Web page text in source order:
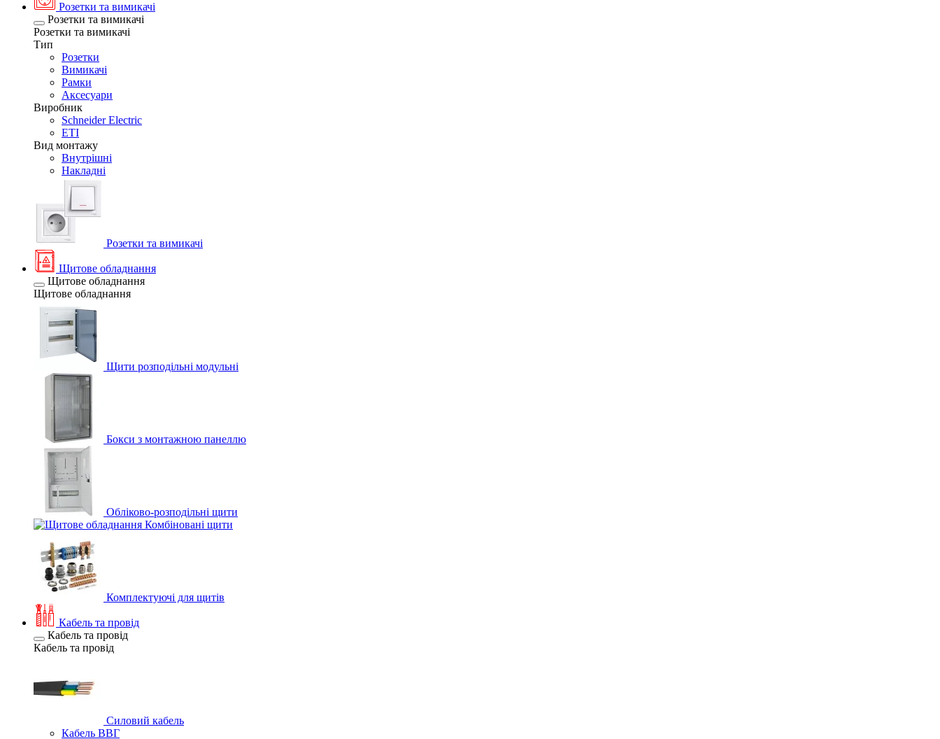
Розетки та вимикачі
Розетки та вимикачі
Розетки та вимикачі
Тип
Розетки
Вимикачі
Рамки
Аксесуари
Виробник
Schneider Electric
ETI
Вид монтажу
Внутрішні
Накладні
Розетки та вимикачі
Щитове обладнання
Щитове обладнання
Щитове обладнання
Щити розподільні модульні
Бокси з монтажною панеллю
Обліково-розподільні щити
Комбіновані щити
Комплектуючі для щитів
Кабель та провід
Кабель та провід
Кабель та провід
Силовий кабель
Кабель ВВГ